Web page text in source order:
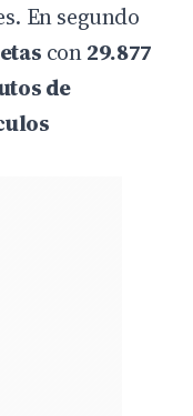
En segundo
con29.877
de